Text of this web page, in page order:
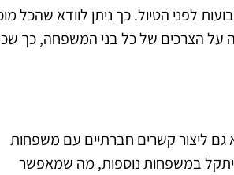
לפני הטיול. כך ניתן לוודא שהכל
על הצרכים של כל בני המשפחה, כך
גם ליצור קשרים חברתיים עם משפחות
במשפחות נוספות, מה שמאפשר